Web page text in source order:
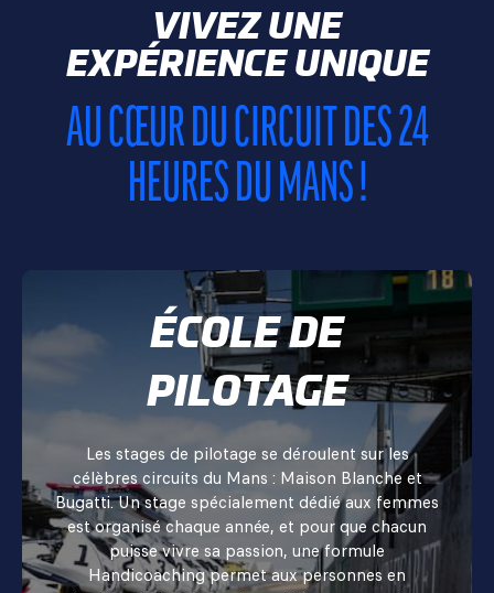
VIVEZ UNE
EXPÉRIENCE UNIQUE
AU CŒUR DU CIRCUIT DES 24
HEURES DU MANS !
ÉCOLE DE
PILOTAGE
Les stages de pilotage se déroulent sur les
célèbres circuits du Mans : Maison Blanche et
Bugatti. Un stage spécialement dédié aux femmes
est organisé chaque année, et pour que chacun
puisse vivre sa passion, une formule
Handicoaching permet aux personnes en